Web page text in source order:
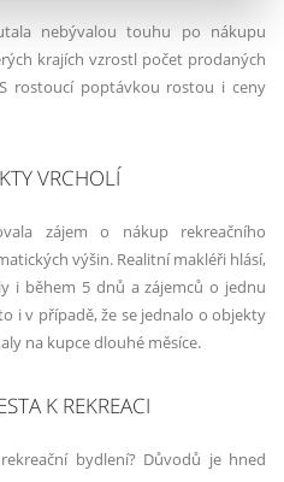
nebývalou touhu po nákupu
krajích vzrostl počet prodaných
rostoucí poptávkou rostou i ceny
VRCHOLÍ
zájem o nákup rekreačního
výšin. Realitní makléři hlásí,
i během 5 dnů a zájemců o jednu
i v případě, že se jednalo o objekty
na kupce dlouhé měsíce.
K REKREACI
bydlení? Důvodů je hned